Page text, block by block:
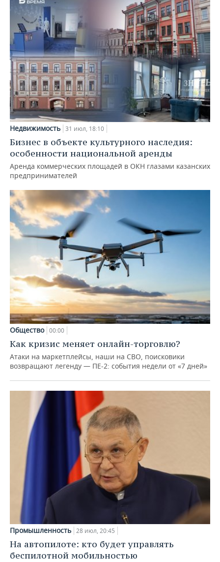
Недвижимость 31 июл, 18:10
Бизнес в объекте культурного наследия:
особенности национальной аренды
Аренда коммерческих площадей в ОКН глазами казанских
предпринимателей
Общество 00:00
Как кризис меняет онлайн-торговлю?
Атаки на маркетплейсы, наши на СВО, поисковики
возвращают легенду — ПЕ-2: события недели от «7 дней»
Промышленность 28 июл, 20:45
На автопилоте: кто будет управлять
беспилотной мобильностью